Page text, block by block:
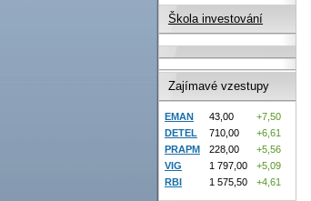
Škola investování
Zajímavé vzestupy
EMAN 43,00
+7,50
DETEL
710,00
+6,61
PRAPM
228,00
+5,56
VIG
1 797,00
+5,09
RBI
1 575,50 +4,61